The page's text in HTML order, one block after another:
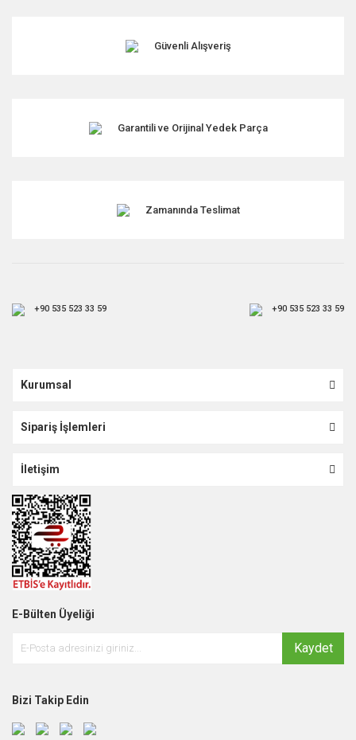
Ürün fiyatı diğer sitelerden daha pahalı.
Güvenli Alışveriş
Garantili ve Orijinal Yedek Parça
Zamanında Teslimat
+90 535 523 33 59 +90 535 523 33 59
Kurumsal
Sipariş İşlemleri
İletişim
E-Bülten Üyeliği
Kaydet
Bizi Takip Edin